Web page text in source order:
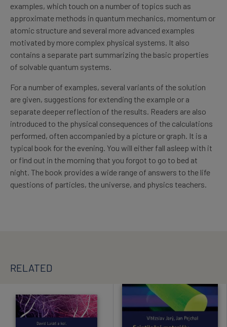
examples, which touch on a number of topics such as
approximate methods in quantum mechanics, momentum or
atomic structure and several more advanced examples
motivated by more complex physical systems. It also
contains a separate part summarizing the basic properties
of solvable quantum systems.
For a number of examples, several variants of the solution
are given, suggestions for extending the example or a
separate deeper reflection of the results. Readers are also
introduced to the physical consequences of the calculations
performed, often accompanied by a picture or graph. It is a
typical book for the evening. You will either fall asleep with it
or find out in the morning that you forgot to go to bed at
night. The book provides a wide range of answers to the life
questions of particles, the universe, and physics teachers.
RELATED